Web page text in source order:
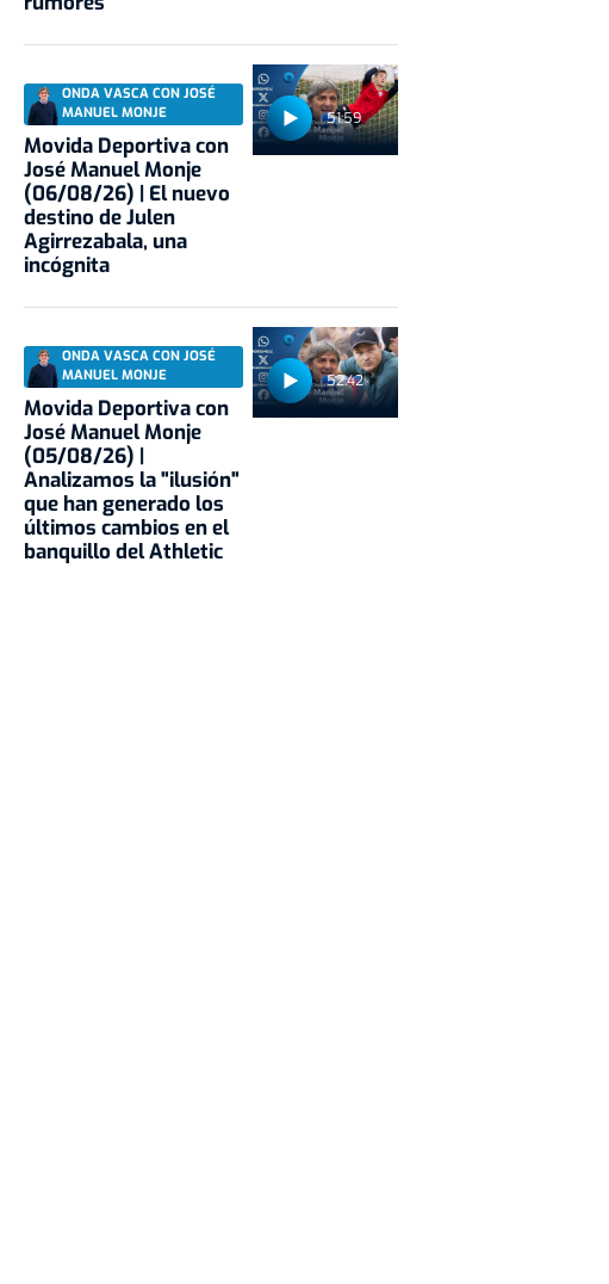
51:59
ONDA VASCA CON JOSÉ
MANUEL MONJE
Movida Deportiva con
José Manuel Monje
(06/08/26) | El nuevo
destino de Julen
Agirrezabala, una
incógnita
52:42
ONDA VASCA CON JOSÉ
MANUEL MONJE
Movida Deportiva con
José Manuel Monje
(05/08/26) |
Analizamos la "ilusión"
que han generado los
últimos cambios en el
banquillo del Athletic